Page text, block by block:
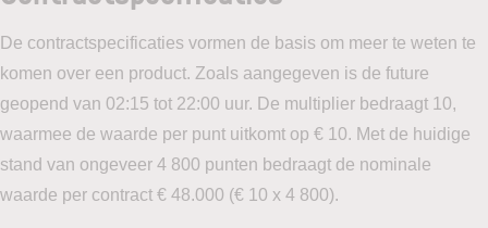
De contractspecificaties vormen de basis om meer te weten te
komen over een product. Zoals aangegeven is de future
geopend van 02:15 tot 22:00 uur. De multiplier bedraagt 10,
waarmee de waarde per punt uitkomt op € 10. Met de huidige
stand van ongeveer 4 800 punten bedraagt de nominale
waarde per contract € 48.000 (€ 10 x 4 800).